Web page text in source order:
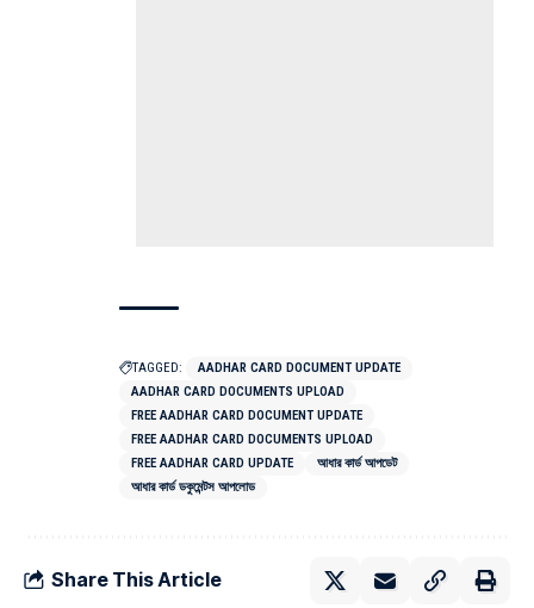
TAGGED:
AADHAR CARD DOCUMENT UPDATE
AADHAR CARD DOCUMENTS UPLOAD
FREE AADHAR CARD DOCUMENT UPDATE
FREE AADHAR CARD DOCUMENTS UPLOAD
FREE AADHAR CARD UPDATE
আধার কার্ড আপডেট
আধার কার্ড ডকুমেন্টস আপলোড
Share This Article